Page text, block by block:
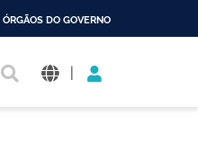
ÓRGÃOS DO GOVERNO
|